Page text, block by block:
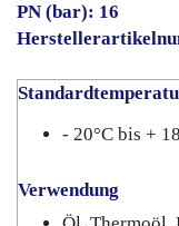
PN (bar): 16
- 20°C bis +
Verwendung